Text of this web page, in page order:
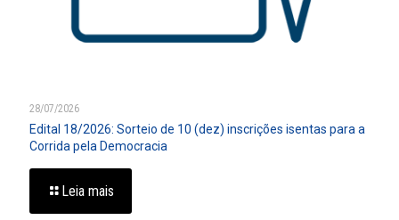
28/07/2026
Edital 18/2026: Sorteio de 10 (dez) inscrições isentas para a
Corrida pela Democracia
Leia mais